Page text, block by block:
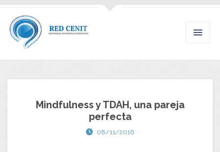
Mindfulness y TDAH, una pareja
perfecta
08/11/2016